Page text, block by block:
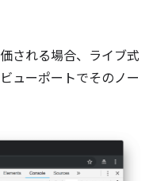
される場合、ライブ式
ューポートでそのノー